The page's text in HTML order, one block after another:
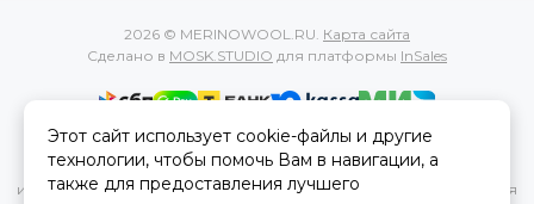
2026 © MERINOWOOL.RU. Карта сайта
Сделано в MOSK.STUDIO для платформы InSales
Вся представленная на сайте информация, касающаяся
характеристик, стоимости товаров и услуг, носит
информационный характер и ни при каких условиях не является
Этот сайт использует cookie-файлы и другие
технологии, чтобы помочь Вам в навигации, а
также для предоставления лучшего